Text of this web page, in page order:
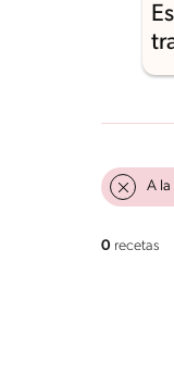
A la
0 recetas